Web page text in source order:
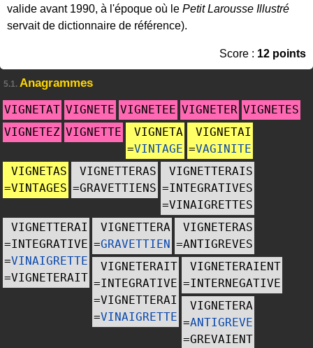
valide avant 1990, à l'époque où le Petit Larousse Illustré
servait de dictionnaire de référence).
Score : 12 points
5.1. Anagrammes
VIGNETAT VIGNETE VIGNETEE VIGNETER VIGNETES
VIGNETEZ VIGNETTE
VIGNETA
=VINTAGE
VIGNETAI
=VAGINITE
VIGNETAS
=VINTAGES
VIGNETTERAS
=GRAVETTIENS
VIGNETTERAIS
=INTEGRATIVES
=VINAIGRETTES
VIGNETTERAI
=INTEGRATIVE
=VINAIGRETTE
=VIGNETERAIT
VIGNETTERA
=GRAVETTIEN
VIGNETERAS
=ANTIGREVES
VIGNETERAIT
=INTEGRATIVE
=VIGNETTERAI
=VINAIGRETTE
VIGNETERAIENT
=INTERNEGATIVE
VIGNETERA
=ANTIGREVE
=GREVAIENT